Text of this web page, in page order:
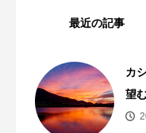
最近の記事
カ
望